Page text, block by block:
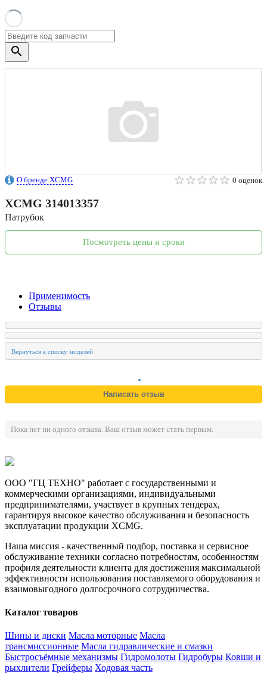
О бренде XCMG 0 оценок
XCMG 314013357
Патрубок
Посмотреть цены и сроки
Применимость
Отзывы
Пока нет ни одного отзыва. Ваш отзыв может стать первым.
ООО "ГЦ ТЕХНО" работает с государственными и
коммерческими организациями, индивидуальными
предпринимателями, участвует в крупных тендерах,
гарантируя высокое качество обслуживания и безопасность
эксплуатации продукции XCMG.
Наша миссия - качественный подбор, поставка и сервисное
обслуживание техники согласно потребностям, особенностям
профиля деятельности клиента для достижения максимальной
эффективности использования поставляемого оборудования и
взаимовыгодного долгосрочного сотрудничества.
Каталог товаров
Шины и диски Масла моторные Масла
трансмиссионные Масла гидравлические и смазки
Быстросъёмные механизмы Гидромолоты Гидробуры Ковши и
рыхлители Грейферы Ходовая часть